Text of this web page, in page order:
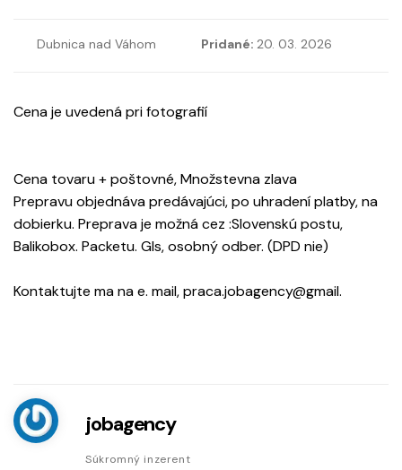
Dubnica nad Váhom Pridané: 20. 03. 2026
Cena je uvedená pri fotografií
Cena tovaru + poštovné, Množstevna zlava
Prepravu objednáva predávajúci, po uhradení platby, na
dobierku. Preprava je možná cez :Slovenskú postu,
Balikobox. Packetu. Gls, osobný odber. (DPD nie)
Kontaktujte ma na e. mail, praca.jobagency@gmail.
jobagency
Súkromný inzerent